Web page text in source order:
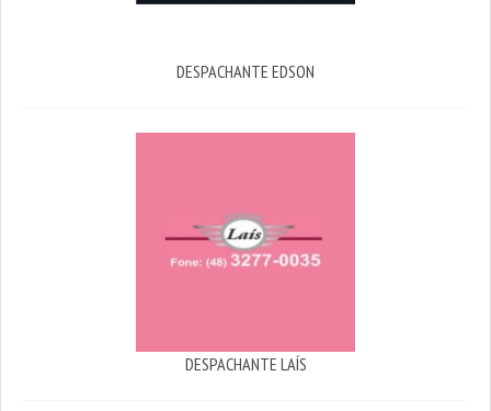
DESPACHANTE EDSON
DESPACHANTE LAÍS